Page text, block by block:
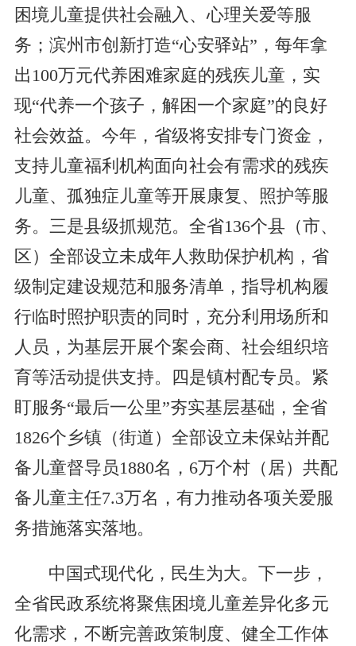
困境儿童提供社会融入、心理关爱等服
务；滨州市创新打造“心安驿站”，每年拿
出100万元代养困难家庭的残疾儿童，实
现“代养一个孩子，解困一个家庭”的良好
社会效益。今年，省级将安排专门资金，
支持儿童福利机构面向社会有需求的残疾
儿童、孤独症儿童等开展康复、照护等服
务。三是县级抓规范。全省136个县（市、
区）全部设立未成年人救助保护机构，省
级制定建设规范和服务清单，指导机构履
行临时照护职责的同时，充分利用场所和
人员，为基层开展个案会商、社会组织培
育等活动提供支持。四是镇村配专员。紧
盯服务“最后一公里”夯实基层基础，全省
1826个乡镇（街道）全部设立未保站并配
备儿童督导员1880名，6万个村（居）共配
备儿童主任7.3万名，有力推动各项关爱服
务措施落实落地。
中国式现代化，民生为大。下一步，
全省民政系统将聚焦困境儿童差异化多元
化需求，不断完善政策制度、健全工作体